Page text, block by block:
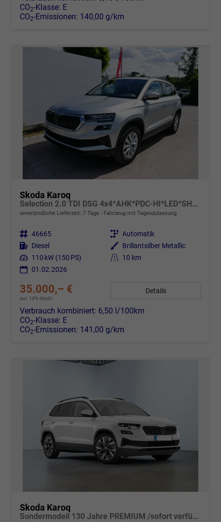
CO2-Klasse: E
CO2-Emissionen: 140,00 g/km
Skoda Karoq
Selection 2.0 TDI DSG 4x4*AHK*PDC-HI*LED*SHZ*SMARTLINK*TEMPOMAT
unverbindliche Lieferzeit: 7 Tage Fahrzeug mit Tageszulassung
Fahrzeugnr. 46665 Getriebe Automatik
Kraftstoff Diesel Außenfarbe
Brillantsilber Metallic
Leistung 110 kW (150 PS) Kilometerstand
10 km
01.02.2026
35.000,– €
incl. 19% MwSt.
Details
Verbrauch kombiniert: 6,50 l/100km
CO2-Klasse: E
CO2-Emissionen: 141,00 g/km
Skoda Karoq
Sondermodell 130 Jahre PREMIUM /sofort verfügbar